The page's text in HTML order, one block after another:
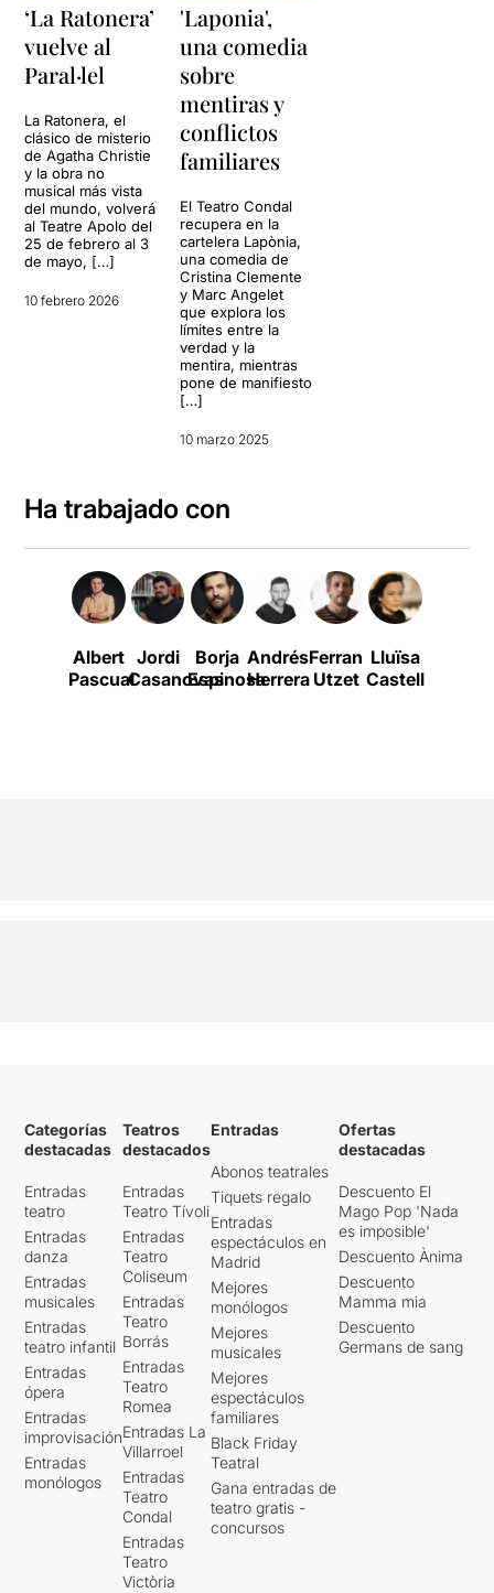
‘La Ratonera’
vuelve al
Paral·lel
La Ratonera, el
clásico de misterio
de Agatha Christie
y la obra no
musical más vista
del mundo, volverá
al Teatre Apolo del
25 de febrero al 3
de mayo, […]
10 febrero 2026
'Laponia',
una comedia
sobre
mentiras y
conflictos
familiares
El Teatro Condal
recupera en la
cartelera Lapònia,
una comedia de
Cristina Clemente
y Marc Angelet
que explora los
límites entre la
verdad y la
mentira, mientras
pone de manifiesto
[…]
10 marzo 2025
Ha trabajado con
Albert
Pascual
Jordi
Casanovas
Borja
Espinosa
Andrés
Herrera
Ferran
Utzet
Lluïsa
Castell
Categorías
destacadas
Entradas
teatro
Entradas
danza
Entradas
musicales
Entradas
teatro infantil
Entradas
ópera
Entradas
improvisación
Entradas
monólogos
Teatros
destacados
Entradas
Teatro Tívoli
Entradas
Teatro
Coliseum
Entradas
Teatro
Borrás
Entradas
Teatro
Romea
Entradas La
Villarroel
Entradas
Teatro
Condal
Entradas
Teatro
Victòria
Entradas
Abonos teatrales
Tiquets regalo
Entradas
espectáculos en
Madrid
Mejores
monólogos
Mejores
musicales
Mejores
espectáculos
familiares
Black Friday
Teatral
Gana entradas de
teatro gratis -
concursos
Ofertas
destacadas
Descuento El
Mago Pop 'Nada
es imposible'
Descuento Ànima
Descuento
Mamma mia
Descuento
Germans de sang